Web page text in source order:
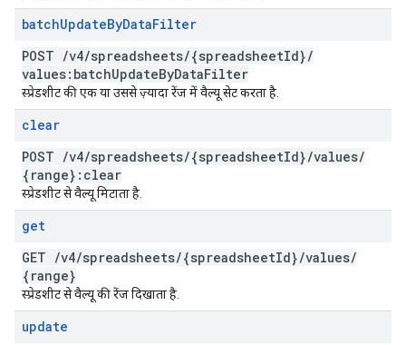
batchUpdateByDataFilter
POST /v4/spreadsheets/{spreadsheetId}/
values:batchUpdateByDataFilter
स्प्रेडशीट की एक या उससे ज़्यादा रेंज में वैल्यू सेट करता है.
clear
POST /v4/spreadsheets/{spreadsheetId}/values/
{range}:clear
स्प्रेडशीट से वैल्यू मिटाता है.
get
GET /v4/spreadsheets/{spreadsheetId}/values/
{range}
स्प्रेडशीट से वैल्यू की रेंज दिखाता है.
update